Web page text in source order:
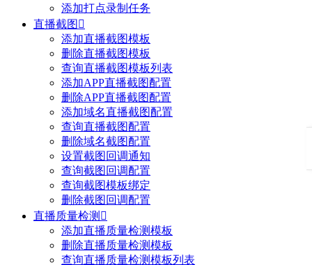
添加打点录制任务
直播截图 
添加直播截图模板
删除直播截图模板
查询直播截图模板列表
添加APP直播截图配置
删除APP直播截图配置
添加域名直播截图配置
查询直播截图配置
删除域名截图配置
设置截图回调通知
查询截图回调配置
查询截图模板绑定
删除截图回调配置
直播质量检测 
添加直播质量检测模板
删除直播质量检测模板
查询直播质量检测模板列表